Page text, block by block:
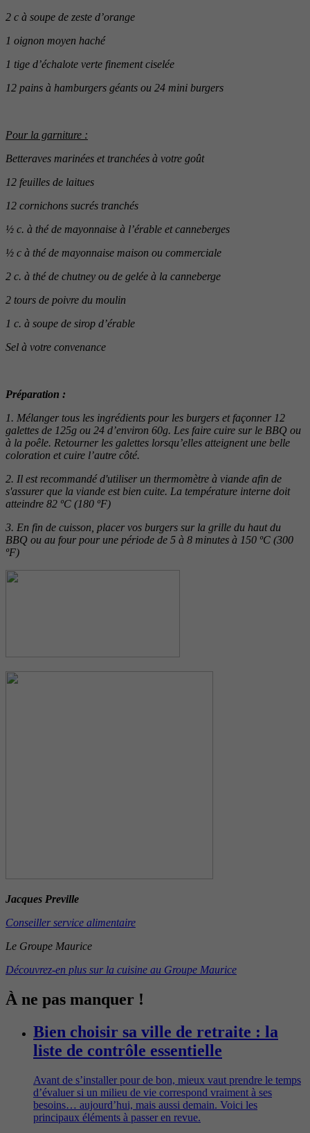
2 c à soupe de zeste d’orange
1 oignon moyen haché
1 tige d’échalote verte finement ciselée
12 pains à hamburgers géants ou 24 mini burgers
Pour la garniture :
Betteraves marinées et tranchées à votre goût
12 feuilles de laitues
12 cornichons sucrés tranchés
½ c. à thé de mayonnaise à l’érable et canneberges
½ c à thé de mayonnaise maison ou commerciale
2 c. à thé de chutney ou de gelée à la canneberge
2 tours de poivre du moulin
1 c. à soupe de sirop d’érable
Sel à votre convenance
Préparation :
1. Mélanger tous les ingrédients pour les burgers et façonner 12
galettes de 125g ou 24 d’environ 60g. Les faire cuire sur le BBQ ou
à la poêle. Retourner les galettes lorsqu’elles atteignent une belle
coloration et cuire l’autre côté.
2. Il est recommandé d'utiliser un thermomètre à viande afin de
s'assurer que la viande est bien cuite. La température interne doit
atteindre 82 ºC (180 ºF)
3. En fin de cuisson, placer vos burgers sur la grille du haut du
BBQ ou au four pour une période de 5 à 8 minutes à 150 ºC (300
ºF)
Jacques Preville
Conseiller service alimentaire
Le Groupe Maurice
Découvrez-en plus sur la cuisine au Groupe Maurice
À ne pas manquer !
Bien choisir sa ville de retraite : la
liste de contrôle essentielle
Avant de s’installer pour de bon, mieux vaut prendre le temps
d’évaluer si un milieu de vie correspond vraiment à ses
besoins… aujourd’hui, mais aussi demain. Voici les
principaux éléments à passer en revue.